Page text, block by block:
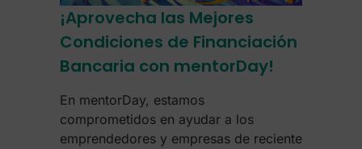
¡Aprovecha las Mejores
Condiciones de Financiación
Bancaria con mentorDay!
En mentorDay, estamos
comprometidos en ayudar a los
emprendedores y empresas de reciente